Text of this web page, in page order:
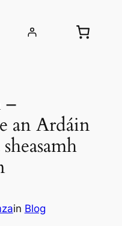
–
an Ardáin
in Blog